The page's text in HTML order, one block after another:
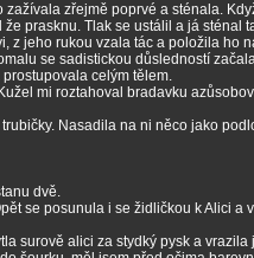
zřejmě poprvé a sténala.
prasknu. Tlak se ustálil a já sténal
jeho rukou vzala tác a položila ho
se sadistickou důsledností
celým tělem.
mi roztahoval bradavku
Nasadila na ni něco jako
dvě.
se posunula i se židličkou k Alici
surově alici za stydký pysk a